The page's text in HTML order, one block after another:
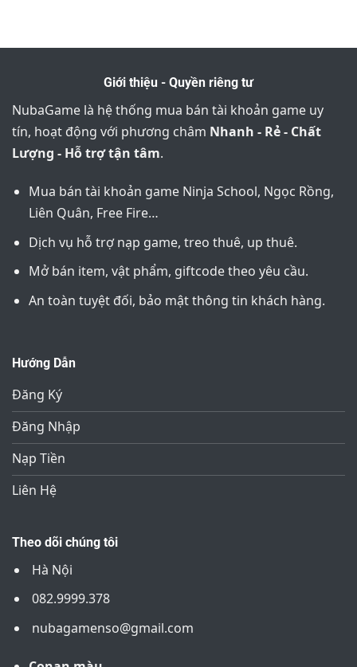
Giới thiệu - Quyền riêng tư
NubaGame là hệ thống mua bán tài khoản game uy
tín, hoạt động với phương châm Nhanh - Rẻ - Chất
Lượng - Hỗ trợ tận tâm.
Mua bán tài khoản game Ninja School, Ngọc Rồng,
Liên Quân, Free Fire…
Dịch vụ hỗ trợ nạp game, treo thuê, up thuê.
Mở bán item, vật phẩm, giftcode theo yêu cầu.
An toàn tuyệt đối, bảo mật thông tin khách hàng.
Hướng Dẫn
Đăng Ký
Đăng Nhập
Nạp Tiền
Liên Hệ
Theo dõi chúng tôi
Hà Nội
082.9999.378
nubagamenso@gmail.com